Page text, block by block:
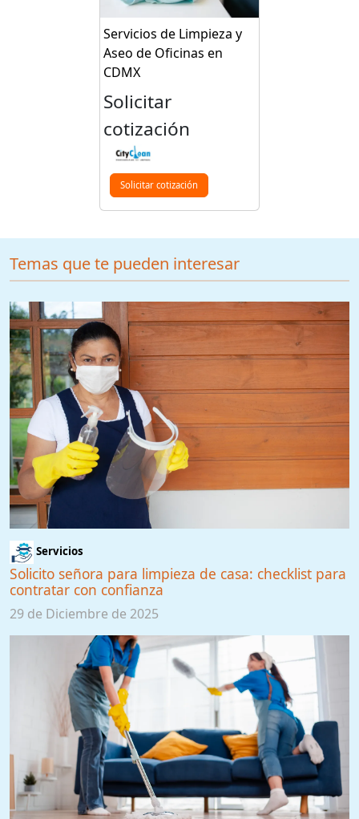
Servicios de Limpieza y
Aseo de Oficinas en
CDMX
Solicitar
cotización
Solicitar cotización
Temas que te pueden interesar
Servicios
Solicito señora para limpieza de casa: checklist para
contratar con confianza
29 de Diciembre de 2025